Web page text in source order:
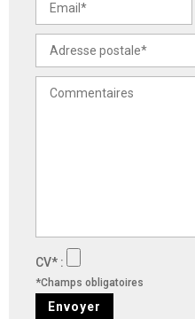
CV* :
*Champs obligatoires
Envoyer